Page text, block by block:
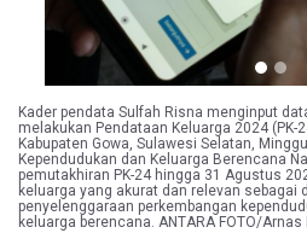
Kader pendata Sulfah Risna menginput
melakukan Pendataan Keluarga 2024
Kabupaten Gowa, Sulawesi Selatan,
Kependudukan dan Keluarga Berencana
pemutakhiran PK-24 hingga 31 Agustus
keluarga yang akurat dan relevan sebagai
penyelenggaraan perkembangan
keluarga berencana. ANTARA FOTO/Arnas